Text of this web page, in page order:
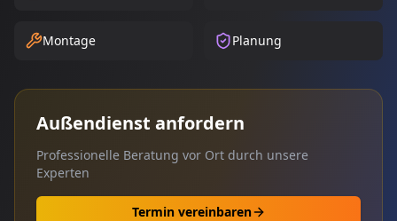
Montage Planung
Außendienst anfordern
Professionelle Beratung vor Ort durch unsere
Experten
Termin vereinbaren